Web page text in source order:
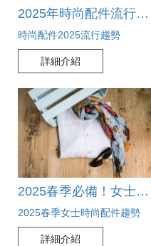
2025年時尚配件流行趨勢大揭秘！掌握最新潮流，成為風格先驅！
時尚配件2025流行趨勢
詳細介紹
2025春季必備！女士時尚配件趨勢大揭秘，打造獨特風格
2025春季女士時尚配件趨勢
詳細介紹